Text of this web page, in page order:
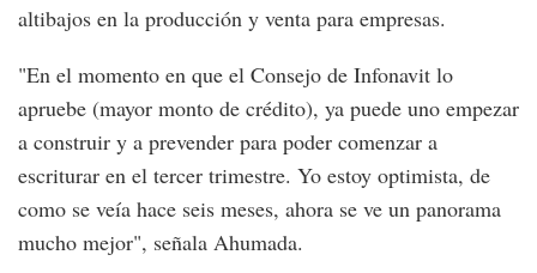
altibajos en la producción y venta para empresas.
"En el momento en que el Consejo de Infonavit lo
apruebe (mayor monto de crédito), ya puede uno empezar
a construir y a prevender para poder comenzar a
escriturar en el tercer trimestre. Yo estoy optimista, de
como se veía hace seis meses, ahora se ve un panorama
mucho mejor", señala Ahumada.